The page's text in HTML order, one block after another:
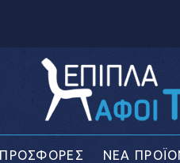
ΠΡΟΣΦΟΡΕΣ ΝΕΑ